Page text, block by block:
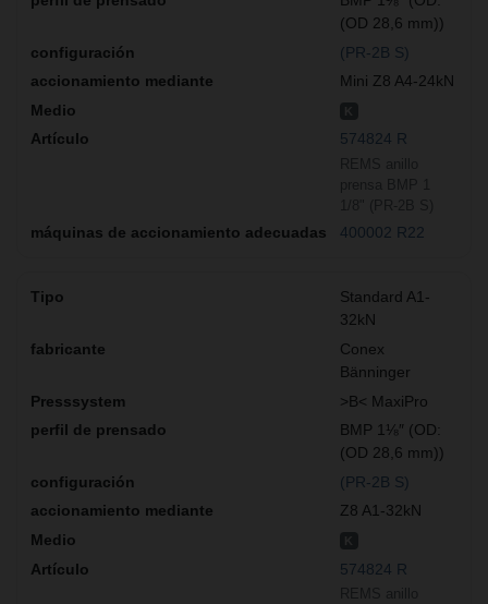
(OD 28,6 mm))
(PR-2B S)
Mini Z8 A4-24kN
574824 R
400002 R22
Standard A1-
32kN
Conex
Bänninger
>B< MaxiPro
BMP 1⅛″ (OD:
(OD 28,6 mm))
(PR-2B S)
Z8 A1-32kN
574824 R